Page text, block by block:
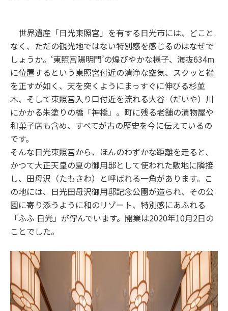
世界遺産「日光東照宮」を有する日光市には、どこと
なく、ただの観光地ではない特別感を感じるのはなぜで
しょうか。‘東照宮陽明門’の煌びやかな様子、海抜634m
に位置するという東照宮付近の清浄な空気、スクッと襟
を正すが如く、天を突くようにまっすぐに伸びる杉並
木、そして東照宮入り口付近を流れる大谷（だいや）川
にかかる朱塗りの橋「神橋」。町に残る老舗の漬物屋や
和菓子店も含め、すべてが古の歴史を今に伝えているの
です。
そんな日光東照宮から、ほんのわずかな距離を走ると、
かつて大正天皇の夏の御用邸として使われた敷地に隣接
し、田母沢（たもさわ）と呼ばれる一角があります。こ
の地には、日光田母沢御用邸記念公園が造られ、その公
園に寄り添うように和のリゾート、特別感にあふれる
「ふふ 日光」が佇んでいます。開業は2020年10月2日の
ことでした。